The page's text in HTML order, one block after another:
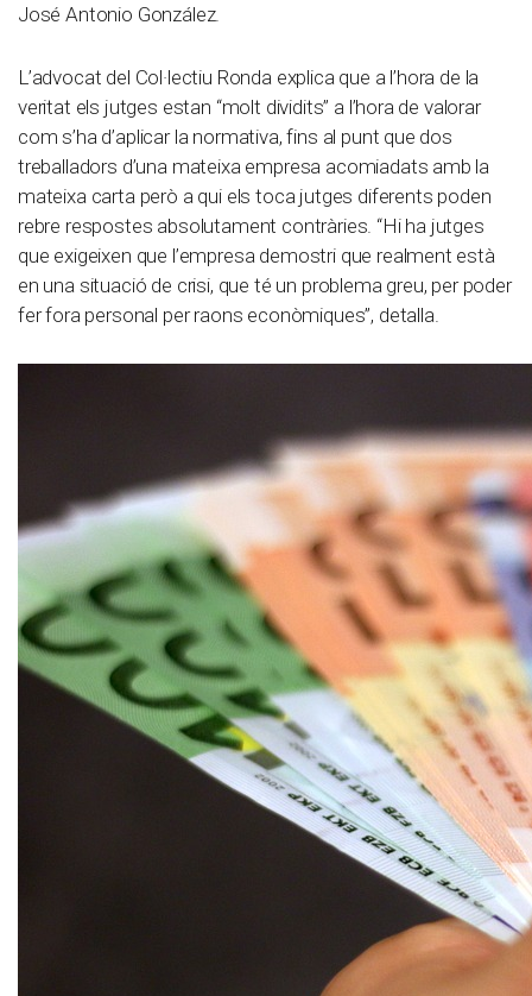
José Antonio González.
L’advocat del Col·lectiu Ronda explica que a l’hora de la
veritat els jutges estan “molt dividits” a l’hora de valorar
com s’ha d’aplicar la normativa, fins al punt que dos
treballadors d’una mateixa empresa acomiadats amb la
mateixa carta però a qui els toca jutges diferents poden
rebre respostes absolutament contràries. “Hi ha jutges
que exigeixen que l’empresa demostri que realment està
en una situació de crisi, que té un problema greu, per poder
fer fora personal per raons econòmiques”, detalla.